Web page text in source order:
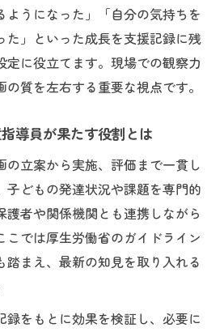
ようになった」「自分の気持ちを
た」といった成長を支援記録に残
定に役立てます。現場での観察力
質を左右する重要な視点です。
導員が果たす役割とは
の立案から実施、評価まで一貫し
子どもの発達状況や課題を専門的
護者や関係機関とも連携しながら
こでは厚生労働省のガイドライン
踏まえ、最新の知見を取り入れる
録をもとに効果を検証し、必要に